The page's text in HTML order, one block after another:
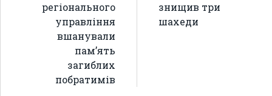
регіонального
управління
вшанували
пам’ять
загиблих
побратимів
знищив три
шахеди